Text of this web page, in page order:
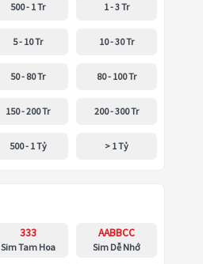
500 - 1 Tr 1 - 3 Tr
5 - 10 Tr 10 - 30 Tr
50 - 80 Tr 80 - 100 Tr
150 - 200 Tr 200 - 300 Tr
500 - 1 Tỷ > 1 Tỷ
333
Sim Tam Hoa
AABBCC
Sim Dễ Nhớ